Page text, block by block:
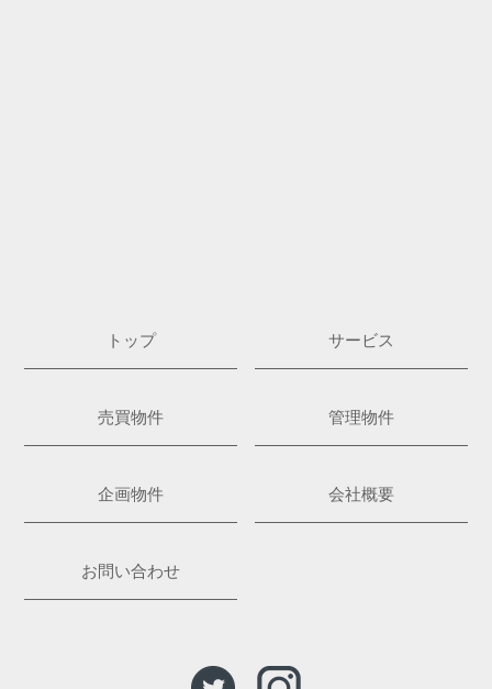
トップ サービス
売買物件 管理物件
企画物件 会社概要
お問い合わせ